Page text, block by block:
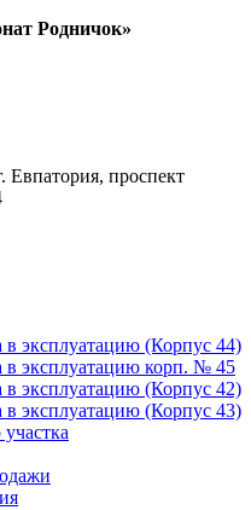
Родничок»
Евпатория, проспект
в эксплуатацию (Корпус 44)
в эксплуатацию корп. № 45
в эксплуатацию (Корпус 42)
в эксплуатацию (Корпус 43)